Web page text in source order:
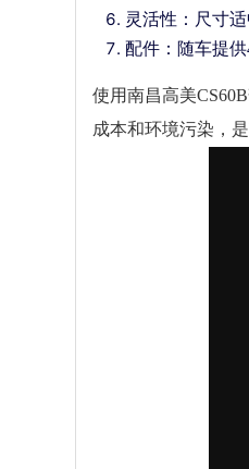
灵活性：尺寸
配件：随车提
使用南昌高美
成本和环境污染，